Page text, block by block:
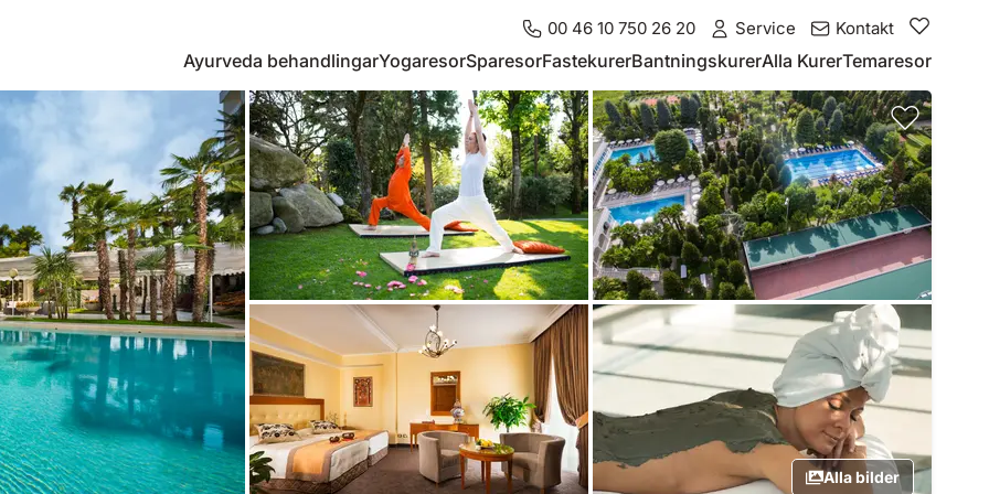
00 46 10 750 26 20 Service Kontakt
Ayurveda behandlingarYogaresorSparesorFastekurerBantningskurerAlla KurerTemaresor
Alla bilder